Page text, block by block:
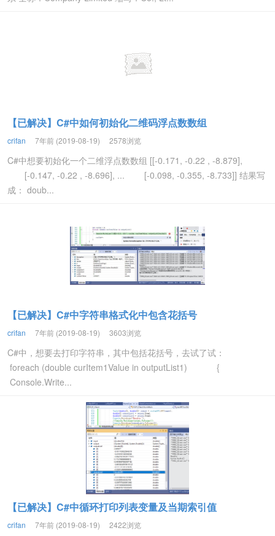
【已解决】C#中如何初始化二维码浮点数数组
crifan 7年前 (2019-08-19) 2578浏览
C#中想要初始化一个二维浮点数数组 [[-0.171, -0.22 , -8.879],
[-0.147, -0.22 , -8.696], ... [-0.098, -0.355, -8.733]] 结果写
成： doub...
【已解决】C#中字符串格式化中包含花括号
crifan 7年前 (2019-08-19) 3603浏览
C#中，想要去打印字符串，其中包括花括号，去试了试：
foreach (double curItem1Value in outputList1) {
Console.Write...
【已解决】C#中循环打印列表变量及当期索引值
crifan 7年前 (2019-08-19) 2422浏览